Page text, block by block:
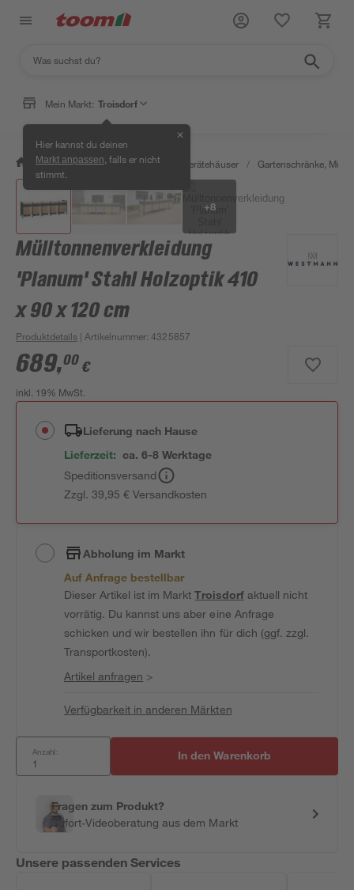
Mein Markt: Troisdorf
Hier kannst du deinen
Markt anpassen , falls er nicht
stimmt.
✕
/ Garten & Freizeit / Garten- & Gerätehäuser / Gartenschränke,
+8
Mülltonnenverkleidung
'Planum' Stahl Holzoptik 410
x 90 x 120 cm
Produktdetails | Artikelnummer:4325857
689,00 €
inkl. 19% MwSt.
Lieferung nach Hause
Lieferzeit: ca. 6-8 Werktage
Speditionsversand
Zzgl. 39,95 € Versandkosten
Abholung im Markt
Auf Anfrage bestellbar
Dieser Artikel ist im MarktTroisdorfaktuell nicht
vorrätig. Du kannst uns aber eine Anfrage
schicken und wir bestellen ihn für dich (ggf. zzgl.
Transportkosten).
Artikel anfragen >
Verfügbarkeit in anderen Märkten
Anzahl: In den Warenkorb
Fragen zum Produkt?
Sofort-Videoberatung aus dem Markt
Unsere passenden Services